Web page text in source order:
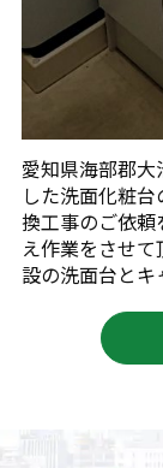
愛知県海部郡
した洗面化粧
換工事のご依
え作業をさせ
設の洗面台と